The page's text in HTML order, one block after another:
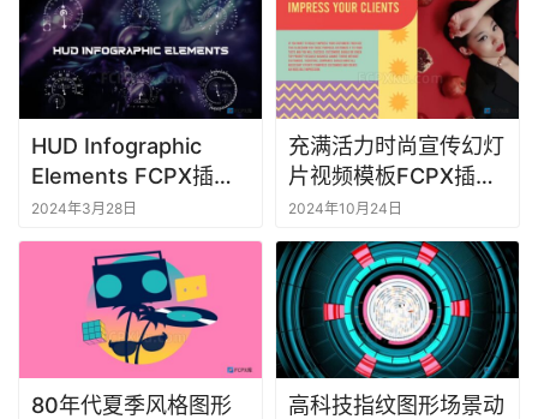
X
软
件
M
a
c
HUD Infographic
Elements FCPX插件
94种高科技信息图表
元素动画
2024年3月28日
充满活力时尚宣传幻灯
片视频模板FCPX插件
Creative Slideshow
2024年10月24日
80年代夏季风格图形
高科技指纹图形场景动